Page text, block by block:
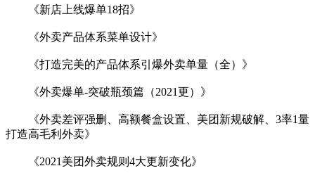
《新店上线爆单18招》
《外卖产品体系菜单设计》
《打造完美的产品体系引爆外卖单量（全）》
《外卖爆单-突破瓶颈篇（2021更）》
《外卖差评强删、高额餐盒设置、美团新规破解、3率1量
打造高毛利外卖》
《2021美团外卖规则4大更新变化》